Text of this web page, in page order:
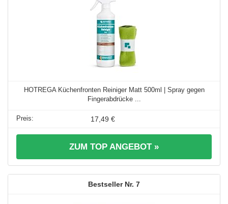
HOTREGA Küchenfronten Reiniger Matt 500ml | Spray gegen
Fingerabdrücke ...
17,49 €
ZUM TOP ANGEBOT »
7